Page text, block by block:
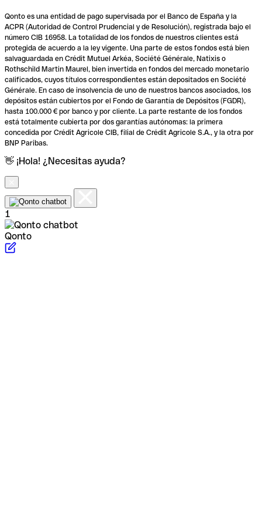
Qonto es una entidad de pago supervisada por el Banco de España y la
ACPR (Autoridad de Control Prudencial y de Resolución), registrada bajo el
número CIB 16958. La totalidad de los fondos de nuestros clientes está
protegida de acuerdo a la ley vigente. Una parte de estos fondos está bien
salvaguardada en Crédit Mutuel Arkéa, Société Générale, Natixis o
Rothschild Martin Maurel, bien invertida en fondos del mercado monetario
calificados, cuyos títulos correspondientes están depositados en Société
Générale. En caso de insolvencia de uno de nuestros bancos asociados, los
depósitos están cubiertos por el Fondo de Garantía de Depósitos (FGDR),
hasta 100.000 € por banco y por cliente. La parte restante de los fondos
está totalmente cubierta por dos garantías autónomas: la primera
concedida por Crédit Agricole CIB, filial de Crédit Agricole S.A., y la otra por
BNP Paribas.
👋 ¡Hola! ¿Necesitas ayuda?
1
Qonto